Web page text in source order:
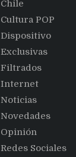
Chile
Cultura POP
Dispositivo
Exclusivas
Filtrados
Internet
Noticias
Novedades
Opinión
Redes Sociales